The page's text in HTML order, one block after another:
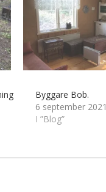
Byggare Bob.
6 september 2021
I ”Blog”